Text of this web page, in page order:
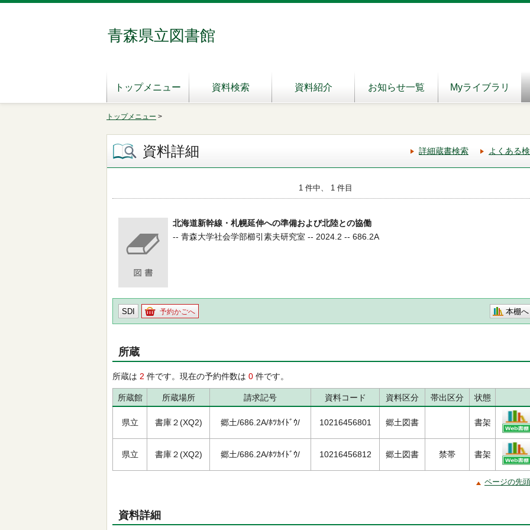
青森県立図書館
トップメニュー 資料検索 資料紹介 お知らせ一覧 Myライブラリ
トップメニュー >
資料詳細 詳細蔵書検索 よくある
1 件中、 1 件目
北海道新幹線・札幌延伸への準備および北陸との協働
-- 青森大学社会学部櫛引素夫研究室 -- 2024.2 -- 686.2A
SDI 予約かごへ 本棚へ
所蔵
所蔵は 2 件です。現在の予約件数は 0 件です。
所蔵館 所蔵場所 請求記号 資料コード 資料区分 帯出区分 状態
県立 書庫２(XQ2) 郷土/686.2A/ﾎﾂｶｲﾄﾞｳ/ 10216456801 郷土図書 書架
県立 書庫２(XQ2) 郷土/686.2A/ﾎﾂｶｲﾄﾞｳ/ 10216456812 郷土図書 禁帯 書架
ページの先
資料詳細